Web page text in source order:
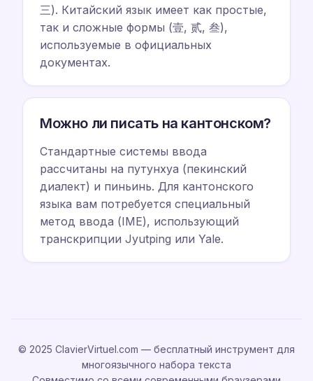
三). Китайский язык имеет как простые,
так и сложные формы (壹, 贰, 叁),
используемые в официальных
документах.
Можно ли писать на кантонском?
Стандартные системы ввода
рассчитаны на путунхуа (пекинский
диалект) и пиньинь. Для кантонского
языка вам потребуется специальный
метод ввода (IME), использующий
транскрипции Jyutping или Yale.
© 2025 ClavierVirtuel.com — бесплатный инструмент для
многоязычного набора текста